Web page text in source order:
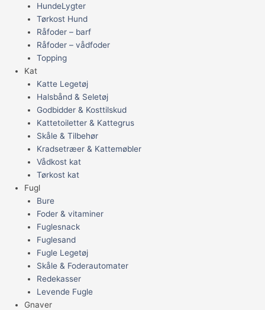
HundeLygter
Tørkost Hund
Råfoder – barf
Råfoder – vådfoder
Topping
Kat
Katte Legetøj
Halsbånd & Seletøj
Godbidder & Kosttilskud
Kattetoiletter & Kattegrus
Skåle & Tilbehør
Kradsetræer & Kattemøbler
Vådkost kat
Tørkost kat
Fugl
Bure
Foder & vitaminer
Fuglesnack
Fuglesand
Fugle Legetøj
Skåle & Foderautomater
Redekasser
Levende Fugle
Gnaver